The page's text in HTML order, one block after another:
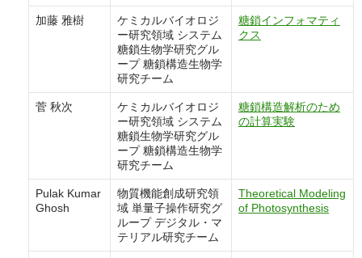
加藤 雅樹
ケミカルバイオロジ
ー研究領域 システム
糖鎖生物学研究グル
ープ 糖鎖構造生物学
研究チーム
糖鎖インフォマティ
クス
菅 秋次
ケミカルバイオロジ
ー研究領域 システム
糖鎖生物学研究グル
ープ 糖鎖構造生物学
研究チーム
糖鎖構造解析のため
の計算実験
Pulak Kumar
Ghosh
物質機能創成研究領
域 単量子操作研究グ
ループ デジタル・マ
テリアル研究チーム
Theoretical Modeling
of Photosynthesis